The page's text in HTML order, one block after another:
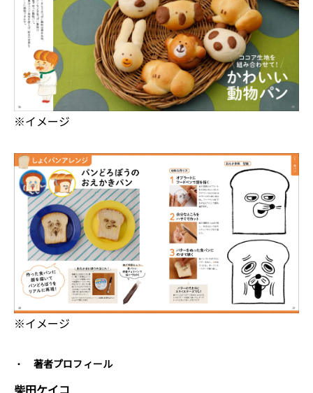
※イメージ
※イメージ
著者プロフィール
柴田ケイコ